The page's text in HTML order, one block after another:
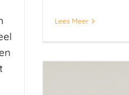
Lees Meer